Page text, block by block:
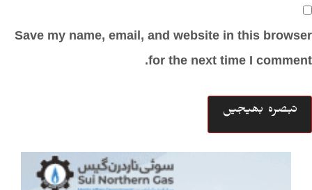
Save my name, email, and website in this browser
for the next time I comment.